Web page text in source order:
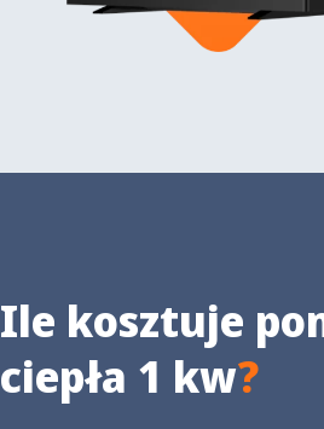
Ile kosztuje
ciepła 1 kw?